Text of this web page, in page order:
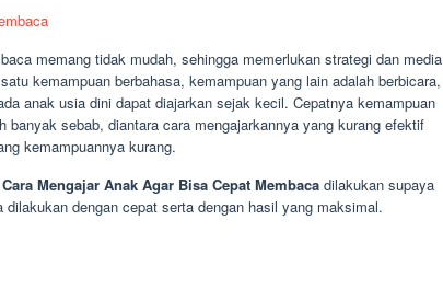
memang tidak mudah, sehingga memerlukan strategi dan media
kemampuan berbahasa, kemampuan yang lain adalah berbicara,
anak usia dini dapat diajarkan sejak kecil. Cepatnya kemampuan
banyak sebab, diantara cara mengajarkannya yang kurang efektif
kemampuannya kurang.
Cara Mengajar Anak Agar Bisa Cepat Membaca dilakukan supaya
dengan cepat serta dengan hasil yang maksimal.